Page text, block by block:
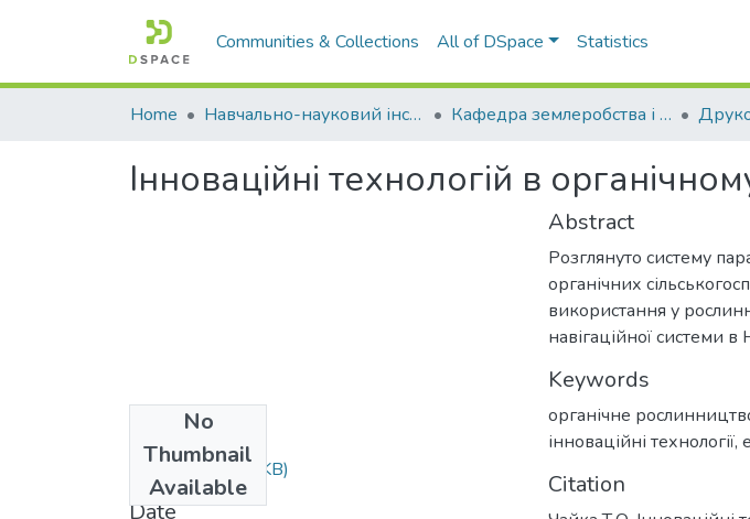
Communities & Collections All of DSpace Statistics
Home Навчально-науковий інститут агротехнологій, селекції та екології Кафедра землеробства і агрохімії ім. В.І.Сазанова
Інноваційні технологій в
No
Thumbnail
Available
Чайка.doc(90.5 KB)
Date
Abstract
Розглянуто систему
органічних
використання у
навігаційної системи в
Keywords
органічне
інноваційні технології,
Citation